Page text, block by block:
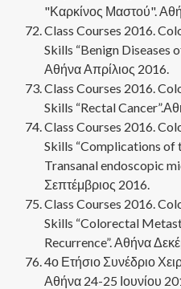
"Καρκίνος Μαστού".
Class Courses 2016.
Skills “Benign Diseases
Αθήνα Απρίλιος 2016.
Class Courses 2016.
Skills “Rectal
Class Courses 2016.
Skills “Complications of
Transanal endoscopic
Σεπτέμβριος 2016.
Class Courses 2016.
Skills “Colorectal
Recurrence”. Αθήνα
4ο Ετήσιο Συνέδριο
Αθήνα 24-25 Ιουνίου